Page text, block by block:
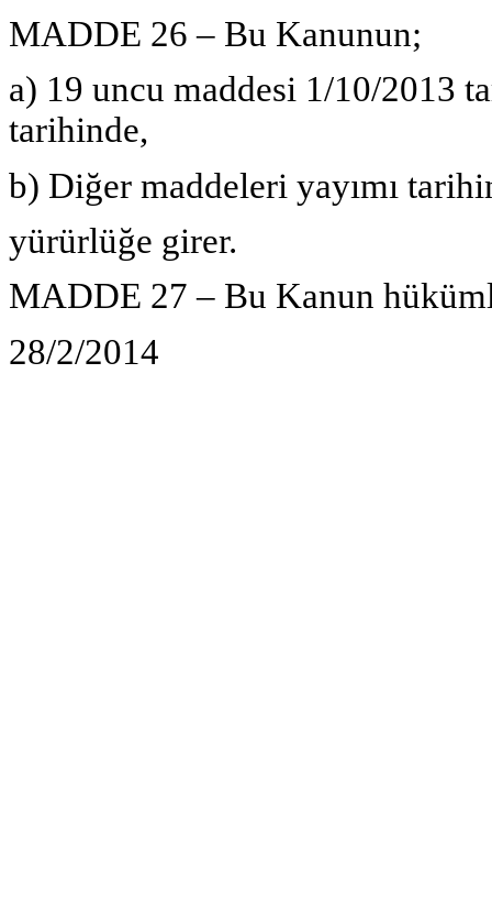
MADDE 26 – Bu Kanunun;
a) 19 uncu maddesi 1/10/2013
tarihinde,
b) Diğer maddeleri yayımı
yürürlüğe girer.
MADDE 27 – Bu Kanun
28/2/2014